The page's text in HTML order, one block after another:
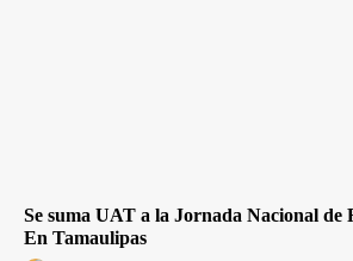
Se suma UAT a la Jornada Nacional de
En Tamaulipas